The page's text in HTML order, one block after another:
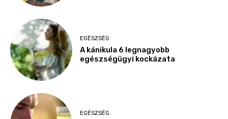
EGÉSZSÉG
A kánikula 6 legnagyobb
egészségügyi kockázata
EGÉSZSÉG